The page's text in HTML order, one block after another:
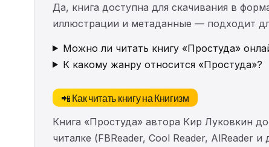
Да, книга доступна для скачивания в
иллюстрации и метаданные — подходит
Можно ли читать книгу «Простуда»
К какому жанру относится «Простуда»?
📲 Как читать книгу на Книгизм
Книга «Простуда» автора Кир Луковкин
читалке (FBReader, Cool Reader, AlReader